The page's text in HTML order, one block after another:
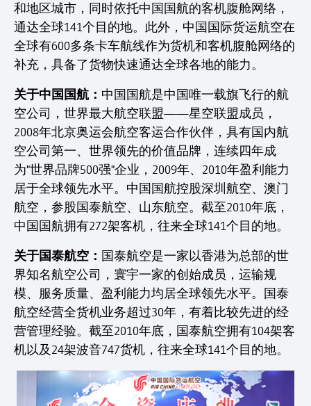
和地区城市，同时依托中国国航的客机腹舱网络，
通达全球141个目的地。此外，中国国际货运航空在
全球有600多条卡车航线作为货机和客机腹舱网络的
补充，具备了货物快速通达全球各地的能力。
关于中国国航： 中国国航是中国唯一载旗飞行的航
空公司，世界最大航空联盟——星空联盟成员，
2008年北京奥运会航空客运合作伙伴，具有国内航
空公司第一、世界领先的价值品牌，连续四年成
为"世界品牌500强"企业，2009年、2010年盈利能力
居于全球领先水平。中国国航控股深圳航空、澳门
航空，参股国泰航空、山东航空。截至2010年底，
中国国航拥有272架客机，往来全球141个目的地。
关于国泰航空： 国泰航空是一家以香港为总部的世
界知名航空公司，寰宇一家的创始成员，运输规
模、服务质量、盈利能力均居全球领先水平。国泰
航空经营全货机业务超过30年，有着比较先进的经
营管理经验。截至2010年底，国泰航空拥有104架客
机以及24架波音747货机，往来全球141个目的地。